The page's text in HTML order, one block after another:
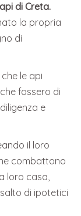
api di Creta.
la propria
di
le api
fossero di
e
il loro
combattono
loro casa,
di ipotetici